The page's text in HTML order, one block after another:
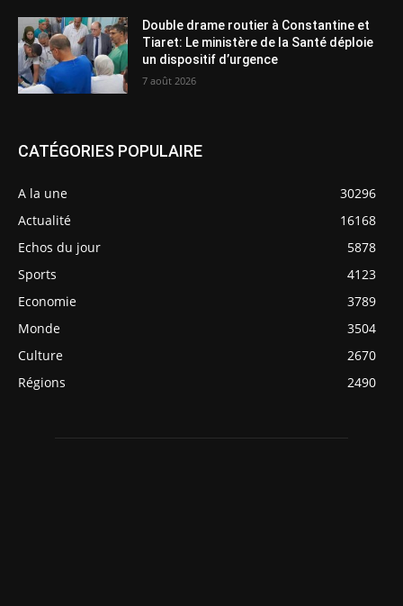
Double drame routier à Constantine et
Tiaret: Le ministère de la Santé déploie
un dispositif d’urgence
7 août 2026
CATÉGORIES POPULAIRE
A la une
30296
Actualité
16168
Echos du jour
5878
Sports
4123
Economie
3789
Monde
3504
Culture
2670
Régions
2490